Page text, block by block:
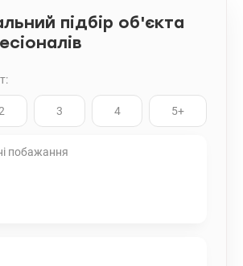
підбір об'єкта
3 4 5+